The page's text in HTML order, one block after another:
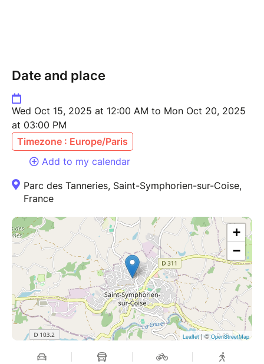
Date and place
Wed Oct 15, 2025 at 12:00 AM to Mon Oct 20, 2025
at 03:00 PM
Timezone : Europe/Paris
Add to my calendar
Parc des Tanneries, Saint-Symphorien-sur-Coise,
France
+
−
Leaflet | ©OpenStreetMap